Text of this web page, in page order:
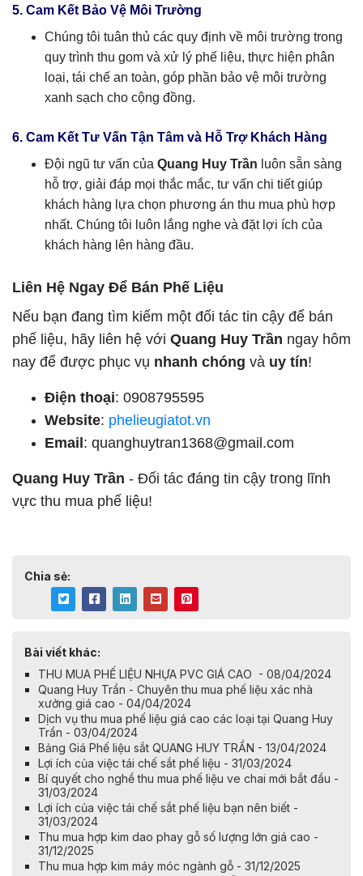
5. Cam Kết Bảo Vệ Môi Trường
Chúng tôi tuân thủ các quy định về môi trường trong
quy trình thu gom và xử lý phế liệu, thực hiện phân
loại, tái chế an toàn, góp phần bảo vệ môi trường
xanh sạch cho cộng đồng.
6. Cam Kết Tư Vấn Tận Tâm và Hỗ Trợ Khách Hàng
Đội ngũ tư vấn của Quang Huy Trần luôn sẵn sàng
hỗ trợ, giải đáp mọi thắc mắc, tư vấn chi tiết giúp
khách hàng lựa chọn phương án thu mua phù hợp
nhất. Chúng tôi luôn lắng nghe và đặt lợi ích của
khách hàng lên hàng đầu.
Liên Hệ Ngay Để Bán Phế Liệu
Nếu bạn đang tìm kiếm một đối tác tin cậy để bán
phế liệu, hãy liên hệ với Quang Huy Trần ngay hôm
nay để được phục vụ nhanh chóng và uy tín!
Điện thoại: 0908795595
Website: phelieugiatot.vn
Email: quanghuytran1368@gmail.com
Quang Huy Trần - Đối tác đáng tin cậy trong lĩnh
vực thu mua phế liệu!
Chia sẻ:
Bài viết khác:
THU MUA PHẾ LIỆU NHỰA PVC GIÁ CAO - 08/04/2024
Quang Huy Trần - Chuyên thu mua phế liệu xác nhà
xưởng giá cao - 04/04/2024
Dịch vụ thu mua phế liệu giá cao các loại tại Quang Huy
Trần - 03/04/2024
Bảng Giá Phế liệu sắt QUANG HUY TRẦN - 13/04/2024
Lợi ích của việc tái chế sắt phế liệu - 31/03/2024
Bí quyết cho nghề thu mua phế liệu ve chai mới bắt đầu -
31/03/2024
Lợi ích của việc tái chế sắt phế liệu bạn nên biết -
31/03/2024
Thu mua hợp kim dao phay gỗ số lượng lớn giá cao -
31/12/2025
Thu mua hợp kim máy móc ngành gỗ - 31/12/2025